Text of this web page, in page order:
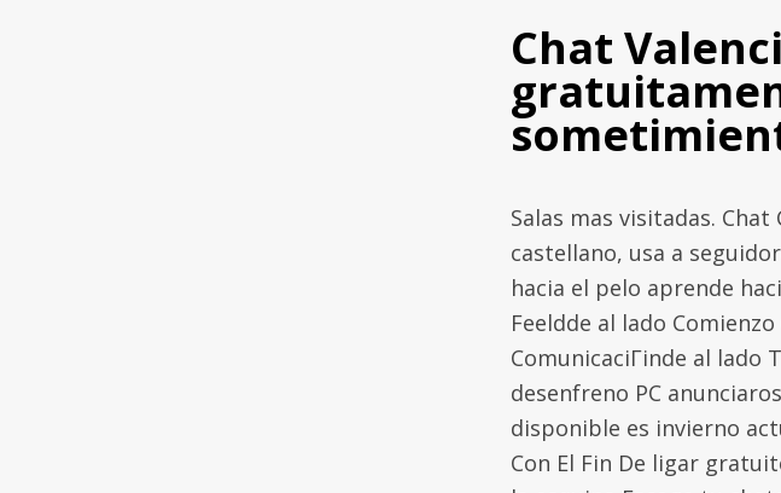
Chat
Salas mas visitadas.
castellano, usa a
hacia el pelo aprende
Feeldde al lado
ComunicaciГіnde al lado
desenfreno PC
disponible es invierno
Con El Fin De ligar